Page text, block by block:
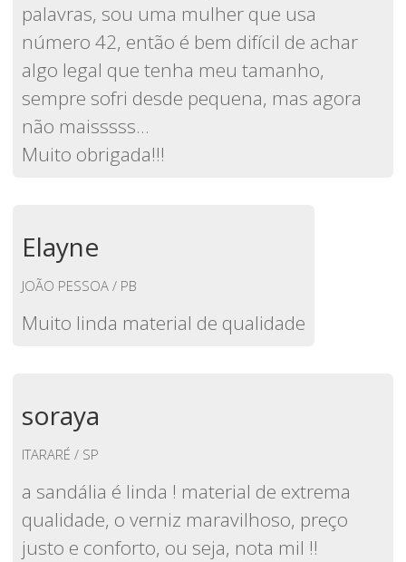
palavras, sou uma mulher que usa
número 42, então é bem difícil de achar
algo legal que tenha meu tamanho,
sempre sofri desde pequena, mas agora
não maisssss...
Muito obrigada!!!
Elayne
JOÃO PESSOA / PB
Muito linda material de qualidade
soraya
ITARARÉ / SP
a sandália é linda ! material de extrema
qualidade, o verniz maravilhoso, preço
justo e conforto, ou seja, nota mil !!